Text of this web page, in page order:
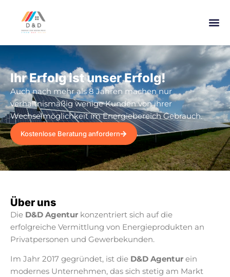
Ihr Erfolg ist unser Erfolg!
Auch nach mehr als 8 Jahren machen nur
verhältnismäßig wenige Kunden von ihrer
Wechselmöglichkeit im Energiebereich Gebrauch.
Kostenlose Beratung anfordern
Über uns
Die D&D Agentur konzentriert sich auf die
erfolgreiche Vermittlung von Energieprodukten an
Privatpersonen und Gewerbekunden.
Im Jahr 2017 gegründet, ist die D&D Agentur ein
modernes Unternehmen, das sich stetig am Markt